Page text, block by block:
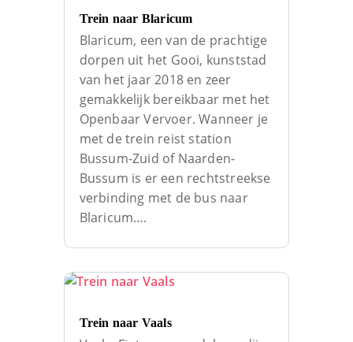
Trein naar Blaricum
Blaricum, een van de prachtige
dorpen uit het Gooi, kunststad
van het jaar 2018 en zeer
gemakkelijk bereikbaar met het
Openbaar Vervoer. Wanneer je
met de trein reist station
Bussum-Zuid of Naarden-
Bussum is er een rechtstreekse
verbinding met de bus naar
Blaricum….
Trein naar Vaals